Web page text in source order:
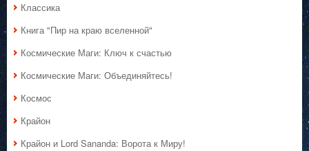
Классика
Книга "Пир на краю вселенной"
Космические Маги: Ключ к счастью
Космические Маги: Объединяйтесь!
Космос
Крайон
Крайон и Lord Sananda: Ворота к Миру!